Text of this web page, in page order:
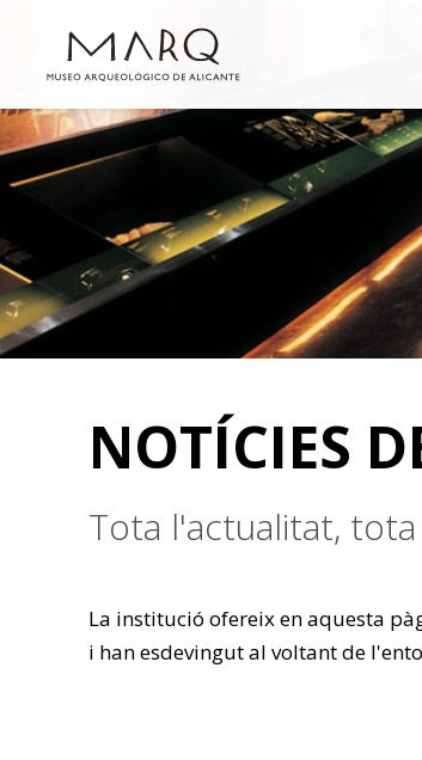
NOTÍCIES
Tota l'actualitat,
La institució ofereix en aquesta
i han esdevingut al voltant de